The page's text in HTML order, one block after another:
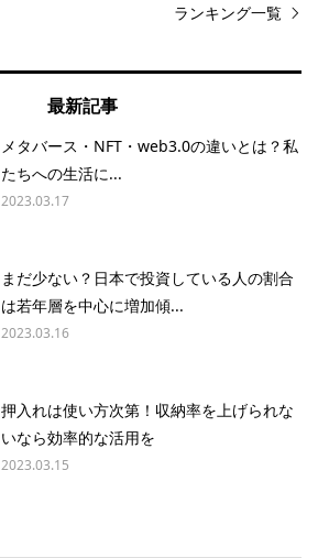
ランキング一覧
最新記事
メタバース・NFT・web3.0の違いとは？私
たちへの生活に...
2023.03.17
まだ少ない？日本で投資している人の割合
は若年層を中心に増加傾...
2023.03.16
押入れは使い方次第！収納率を上げられな
いなら効率的な活用を
2023.03.15